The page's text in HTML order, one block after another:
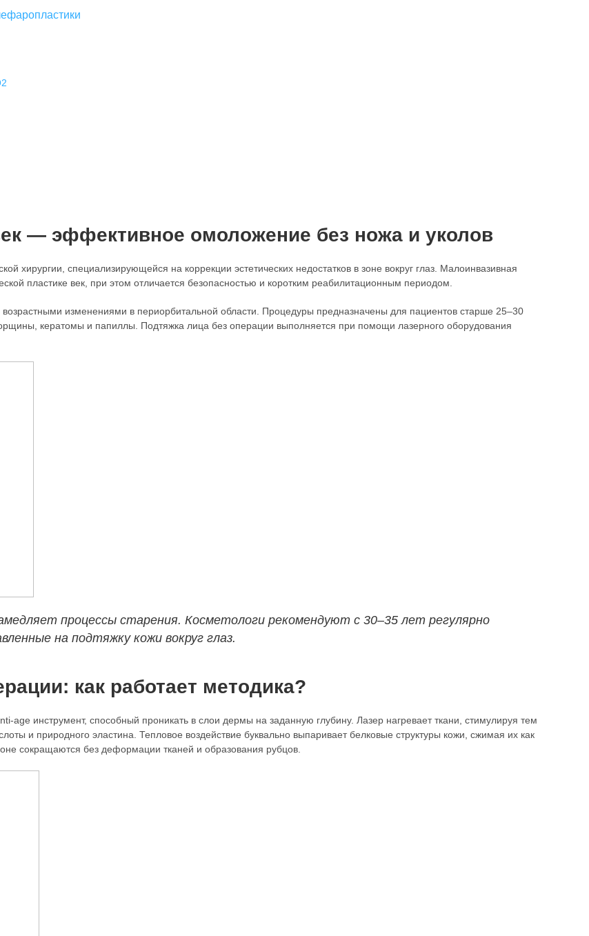
— эффективное омоложение без ножа и уколов
хирургии, специализирующейся на коррекции эстетических недостатков в зоне вокруг глаз. Малоинвазивная
пластике век, при этом отличается безопасностью и коротким реабилитационным периодом.
изменениями в периорбитальной области. Процедуры предназначены для пациентов старше 25–30
кератомы и папиллы. Подтяжка лица без операции выполняется при помощи лазерного оборудования
процессы старения. Косметологи рекомендуют с 30–35 лет регулярно
на подтяжку кожи вокруг глаз.
как работает методика?
инструмент, способный проникать в слои дермы на заданную глубину. Лазер нагревает ткани, стимулируя тем
и природного эластина. Тепловое воздействие буквально выпаривает белковые структуры кожи, сжимая их как
сокращаются без деформации тканей и образования рубцов.